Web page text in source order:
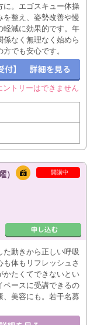
に。エゴスキュー体操
を整え、姿勢改善や慢
軽減に効果的です。年
係なく無理なく始めら
でも安心です。
トリーはできません
開講中
）
た動きから正しい呼吸
も体もリフレッシュさ
かたくてできないとい
ペースに受講できるの
、美容にも。若干名募